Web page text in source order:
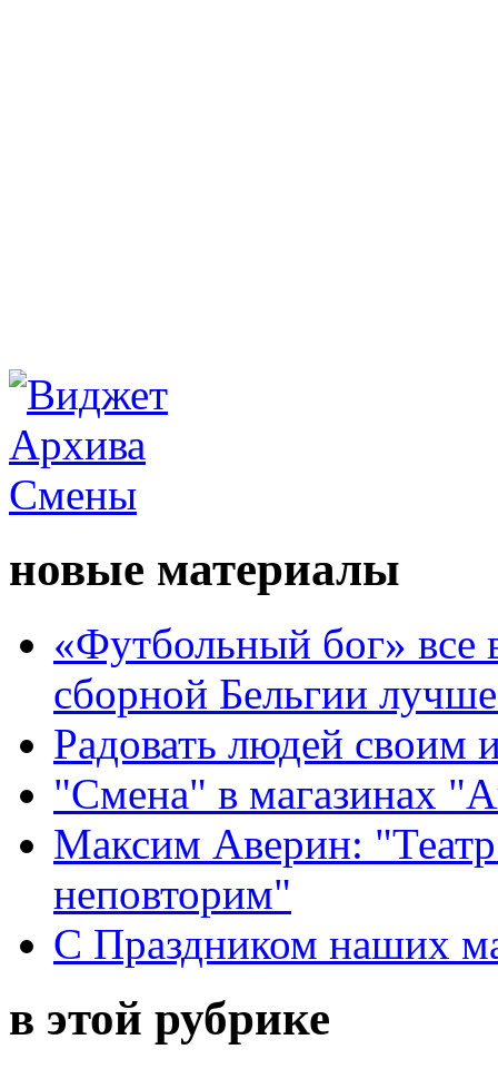
новые материалы
«Футбольный бог» все
сборной Бельгии
Радовать людей своим
"Смена" в магазинах
Максим Аверин:
неповторим"
С Праздником наших
в этой рубрике